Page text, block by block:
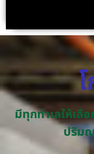
มีทุกทำเลให้เลื
ปริม